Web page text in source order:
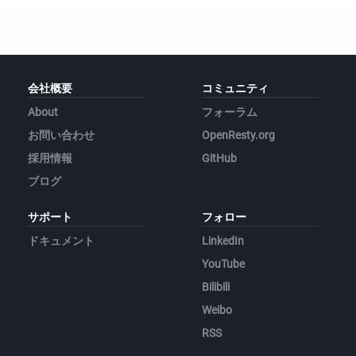
会社概要
About
お問い合わせ
採用情報
ブログ
コミュニティ
フォーラム
OpenResty.org
GitHub
サポート
ドキュメント
フォロー
LinkedIn
YouTube
Bilibili
Weibo
RSS